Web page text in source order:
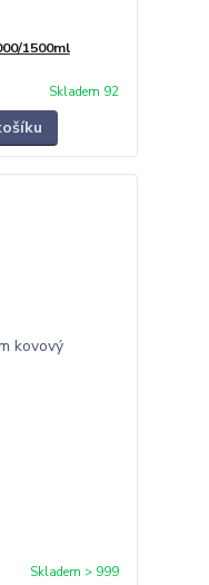
1500ml
Skladem 92
Skladem > 999